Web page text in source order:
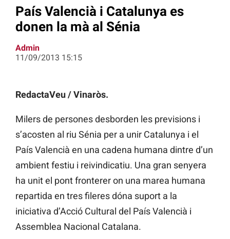
País Valencià i Catalunya es
donen la mà al Sénia
Admin
11/09/2013 15:15
RedactaVeu / Vinaròs.
Milers de persones desborden les previsions i
s’acosten al riu Sénia per a unir Catalunya i el
País Valencià en una cadena humana dintre d’un
ambient festiu i reivindicatiu. Una gran senyera
ha unit el pont fronterer on una marea humana
repartida en tres fileres dóna suport a la
iniciativa d’Acció Cultural del País Valencià i
Assemblea Nacional Catalana.